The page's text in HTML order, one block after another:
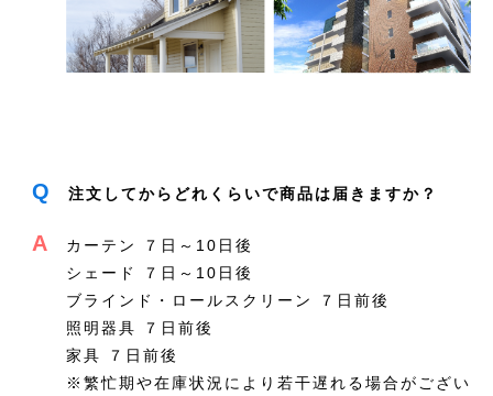
Q 注文してからどれくらいで商品は届きますか？
A
カーテン ７日～10日後
シェード ７日～10日後
ブラインド・ロールスクリーン ７日前後
照明器具 ７日前後
家具 ７日前後
※繁忙期や在庫状況により若干遅れる場合がござい